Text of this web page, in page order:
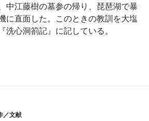
中江藤樹の墓参の帰り、琵琶湖で暴
に直面した。このときの教訓を大塩
洗心洞箚記』に記している。
新・興亜陣営最大のカリスマ
／文献